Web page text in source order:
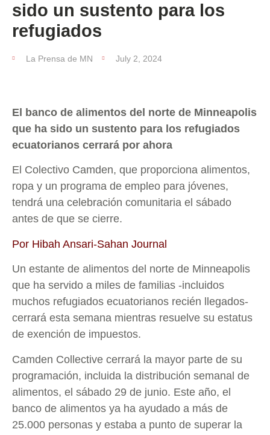
sido un sustento para los
refugiados
La Prensa de MN July 2, 2024
El banco de alimentos del norte de Minneapolis
que ha sido un sustento para los refugiados
ecuatorianos cerrará por ahora
El Colectivo Camden, que proporciona alimentos,
ropa y un programa de empleo para jóvenes,
tendrá una celebración comunitaria el sábado
antes de que se cierre.
Por Hibah Ansari-Sahan Journal
Un estante de alimentos del norte de Minneapolis
que ha servido a miles de familias -incluidos
muchos refugiados ecuatorianos recién llegados-
cerrará esta semana mientras resuelve su estatus
de exención de impuestos.
Camden Collective cerrará la mayor parte de su
programación, incluida la distribución semanal de
alimentos, el sábado 29 de junio. Este año, el
banco de alimentos ya ha ayudado a más de
25.000 personas y estaba a punto de superar la